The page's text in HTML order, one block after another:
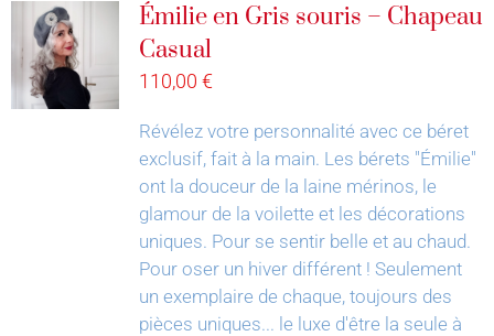
Émilie en Gris souris – Chapeau
Casual
110,00 €
Révélez votre personnalité avec ce béret
exclusif, fait à la main. Les bérets "Émilie"
ont la douceur de la laine mérinos, le
glamour de la voilette et les décorations
uniques. Pour se sentir belle et au chaud.
Pour oser un hiver différent ! Seulement
un exemplaire de chaque, toujours des
pièces uniques... le luxe d'être la seule à